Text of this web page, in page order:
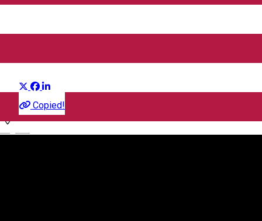
of the Azure Sea
Distribuie
Copied!
Film